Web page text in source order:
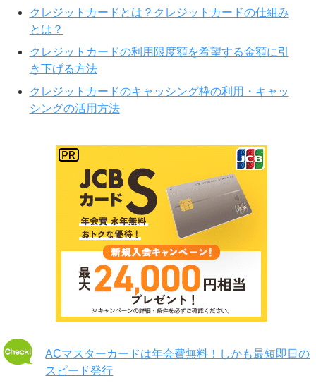
クレジットカードとは？クレジットカードの仕組み
とは？
クレジットカードの利用限度額を希望する金額に引
き下げる方法
クレジットカードのキャッシング枠の利用・キャッ
シングの活用方法
ACマスターカードは年会費無料！しかも最短即日の
スピード発行